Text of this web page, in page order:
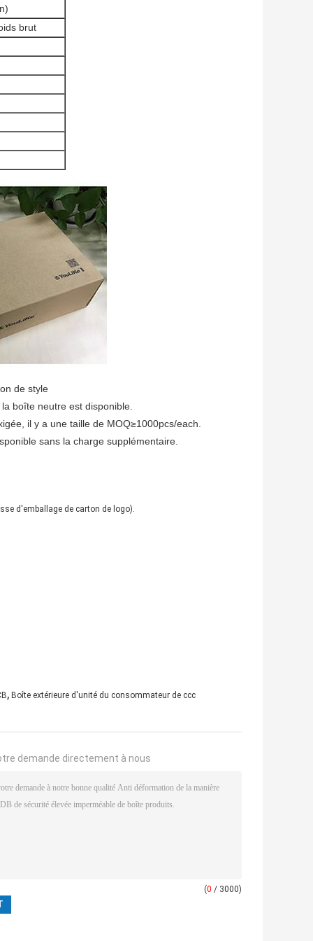
brut
style
boîte neutre est disponible.
il y a une taille de MOQ≥1000pcs/each.
sans la charge supplémentaire.
d'emballage de carton de logo).
, Boîte extérieure d'unité du consommateur de ccc
demande directement à nous
(0 / 3000)